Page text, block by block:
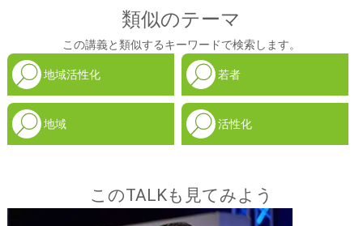
類似のテーマ
この講義と類似するキーワードで検索します。
地域活性化 若者
地域 活性化
このTALKも見てみよう